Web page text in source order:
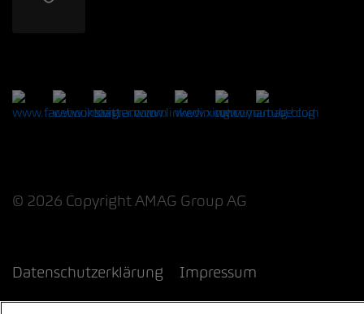
© 2026 Copyright AMAG Group AG
Datenschutzerklärung Impressum